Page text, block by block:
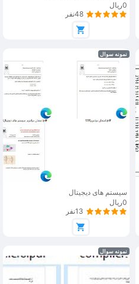
0ریال
48نفر
نمونه سوال
سیستم های دیجیتال
0ریال
13نفر
نمونه سوال